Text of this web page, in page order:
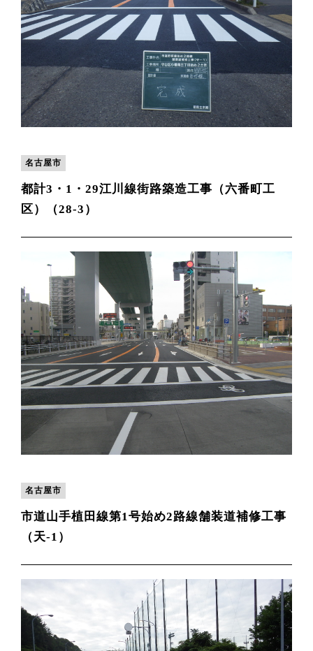
名古屋市
都計3・1・29江川線街路築造工事（六番町工
区）（28-3）
名古屋市
市道山手植田線第1号始め2路線舗装道補修工事
（天-1）